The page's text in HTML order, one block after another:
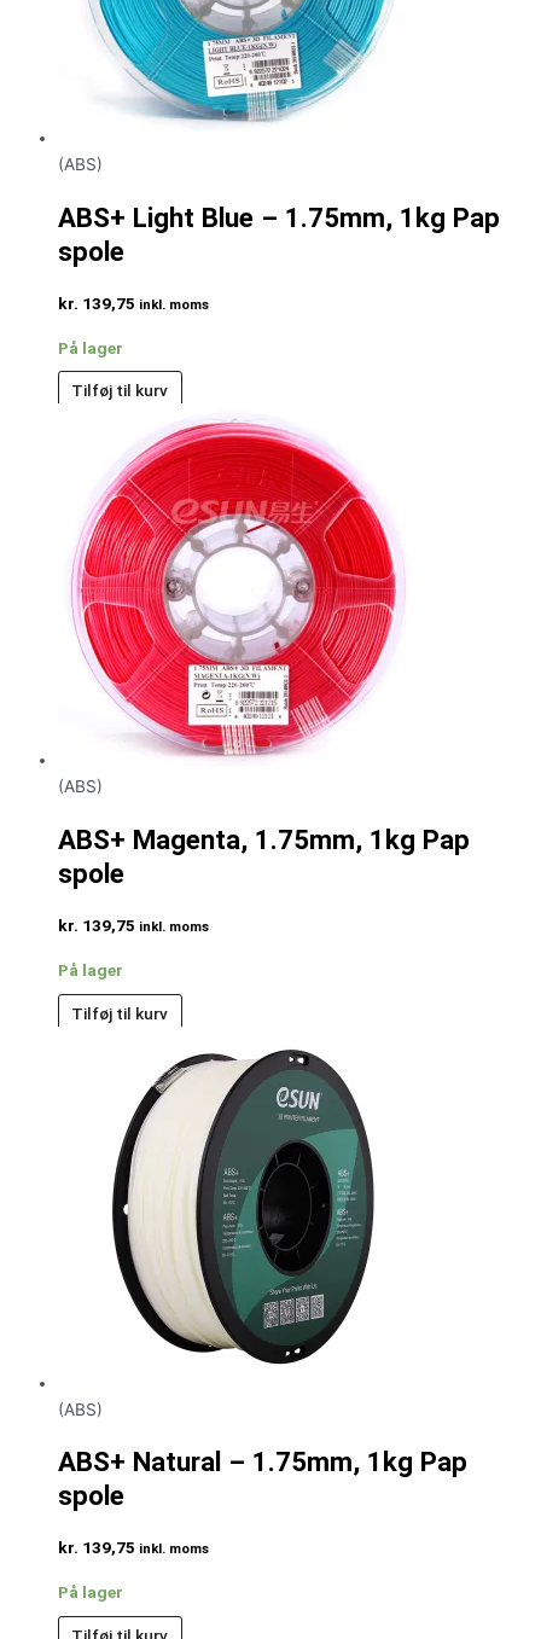
(ABS)
ABS+ Light Blue – 1.75mm, 1kg Pap
spole
kr. 139,75 inkl. moms
På lager
Tilføj til kurv
(ABS)
ABS+ Magenta, 1.75mm, 1kg Pap
spole
kr. 139,75 inkl. moms
På lager
Tilføj til kurv
(ABS)
ABS+ Natural – 1.75mm, 1kg Pap
spole
kr. 139,75 inkl. moms
På lager
Tilføj til kurv